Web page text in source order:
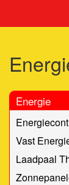
Energie
Vast
Laadpaal